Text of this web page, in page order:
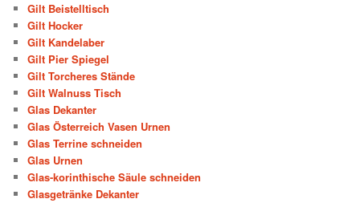
Gilt Beistelltisch
Gilt Hocker
Gilt Kandelaber
Gilt Pier Spiegel
Gilt Torcheres Stände
Gilt Walnuss Tisch
Glas Dekanter
Glas Österreich Vasen Urnen
Glas Terrine schneiden
Glas Urnen
Glas-korinthische Säule schneiden
Glasgetränke Dekanter